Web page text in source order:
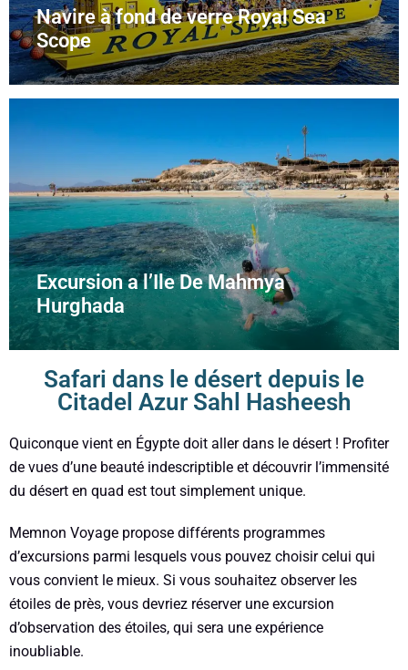
Navire à fond de verre Royal Sea
Scope
Excursion a l’Ile De Mahmya
Hurghada
Safari dans le désert depuis le
Citadel Azur Sahl Hasheesh
Quiconque vient en Égypte doit aller dans le désert ! Profiter
de vues d’une beauté indescriptible et découvrir l’immensité
du désert en quad est tout simplement unique.
Memnon Voyage propose différents programmes
d’excursions parmi lesquels vous pouvez choisir celui qui
vous convient le mieux. Si vous souhaitez observer les
étoiles de près, vous devriez réserver une excursion
d’observation des étoiles, qui sera une expérience
inoubliable.